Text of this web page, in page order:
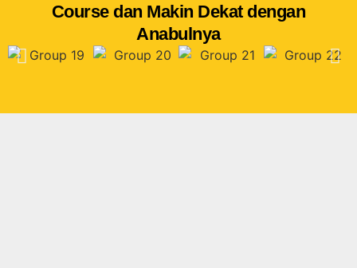
Course dan Makin Dekat dengan
Anabulnya